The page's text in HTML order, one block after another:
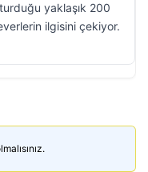
yaklaşık 200
ilgisini çekiyor.